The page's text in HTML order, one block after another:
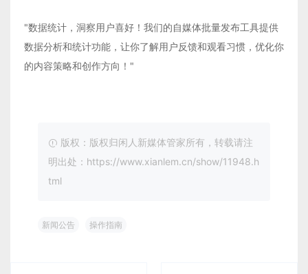
"数据统计，洞察用户喜好！我们的自媒体批量发布工具提供
数据分析和统计功能，让你了解用户反馈和观看习惯，优化你
的内容策略和创作方向！"
版权：版权归闲人新媒体管家所有，转载请注
明出处：https://www.xianlem.cn/show/11948.h
tml
新闻公告 操作指南